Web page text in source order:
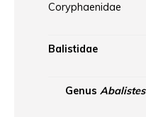
Coryphaenidae
Balistidae
Genus Abalistes